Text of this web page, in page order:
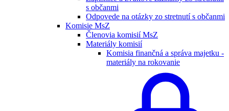
s občanmi
Odpovede na otázky zo stretnutí s občanmi
Komisie MsZ
Členovia komisií MsZ
Materiály komisií
Komisia finančná a správa majetku -
materiály na rokovanie